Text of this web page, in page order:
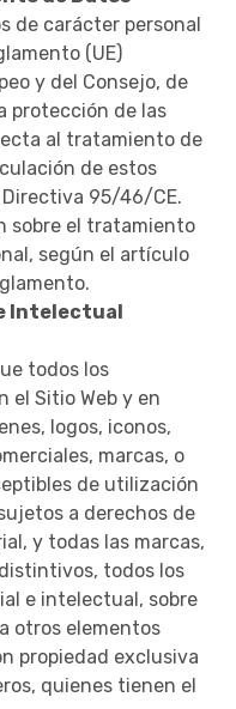
de carácter personal
(UE)
y del Consejo, de
protección de las
al tratamiento de
de estos
95/46/CE.
sobre el tratamiento
según el artículo
Intelectual
todos los
el Sitio Web y en
logos, iconos,
marcas, o
de utilización
a derechos de
y todas las marcas,
todos los
e intelectual, sobre
otros elementos
propiedad exclusiva
quienes tienen el